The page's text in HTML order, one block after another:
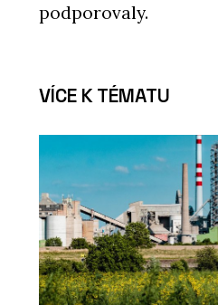
podporovaly.
VÍCE K TÉMATU